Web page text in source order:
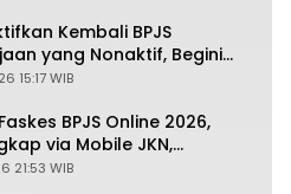
Kembali BPJS
yang Nonaktif, Begini
15:17 WIB
BPJS Online 2026,
via Mobile JKN,
Kantor Cabang
21:53 WIB